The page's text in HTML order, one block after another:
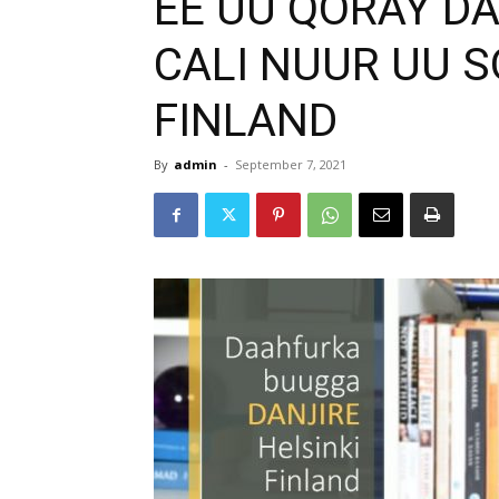
CALI NUUR UU
FINLAND
By admin - September 7, 2021